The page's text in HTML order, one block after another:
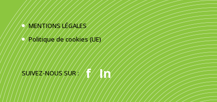
MENTIONS LÉGALES
Politique de cookies (UE)
SUIVEZ-NOUS SUR : f In